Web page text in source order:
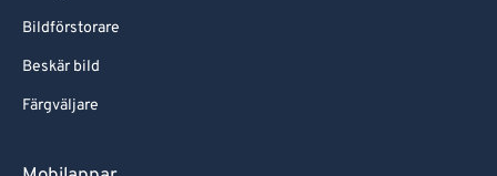
Bildförstorare
Beskär bild
Färgväljare